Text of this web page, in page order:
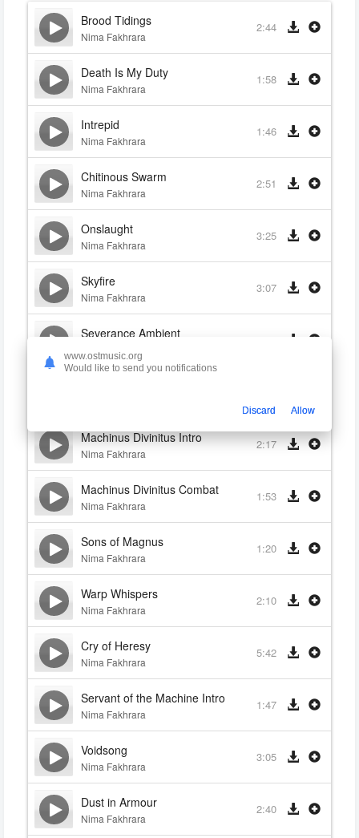
Brood Tidings
Nima Fakhrara
2:44
Death Is My Duty
Nima Fakhrara
1:58
Intrepid
Nima Fakhrara
1:46
Chitinous Swarm
Nima Fakhrara
2:51
Onslaught
Nima Fakhrara
3:25
Skyfire
Nima Fakhrara
3:07
Severance Ambient
Nima Fakhrara
Machinus Divinitus Intro
Nima Fakhrara
2:17
Machinus Divinitus Combat
Nima Fakhrara
1:53
Sons of Magnus
Nima Fakhrara
1:20
Warp Whispers
Nima Fakhrara
2:10
Cry of Heresy
Nima Fakhrara
5:42
Servant of the Machine Intro
Nima Fakhrara
1:47
Voidsong
Nima Fakhrara
3:05
Dust in Armour
Nima Fakhrara
2:40
www.ostmusic.org
Would like to send you notifications
Discard Allow